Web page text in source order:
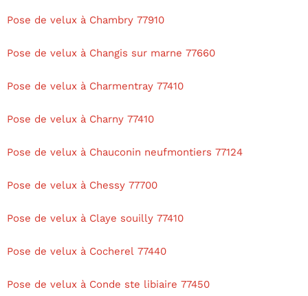
Pose de velux à Chambry 77910
Pose de velux à Changis sur marne 77660
Pose de velux à Charmentray 77410
Pose de velux à Charny 77410
Pose de velux à Chauconin neufmontiers 77124
Pose de velux à Chessy 77700
Pose de velux à Claye souilly 77410
Pose de velux à Cocherel 77440
Pose de velux à Conde ste libiaire 77450